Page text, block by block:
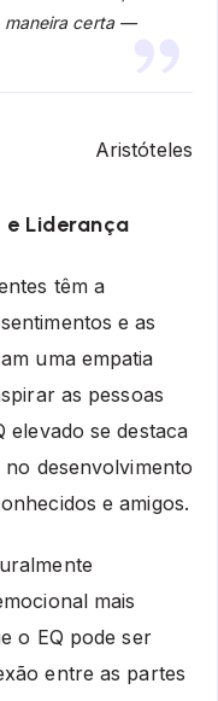
maneira certa —
Aristóteles
Liderança
têm a
e as
uma empatia
as pessoas
elevado se destaca
desenvolvimento
e amigos.
mais
o EQ pode ser
entre as partes